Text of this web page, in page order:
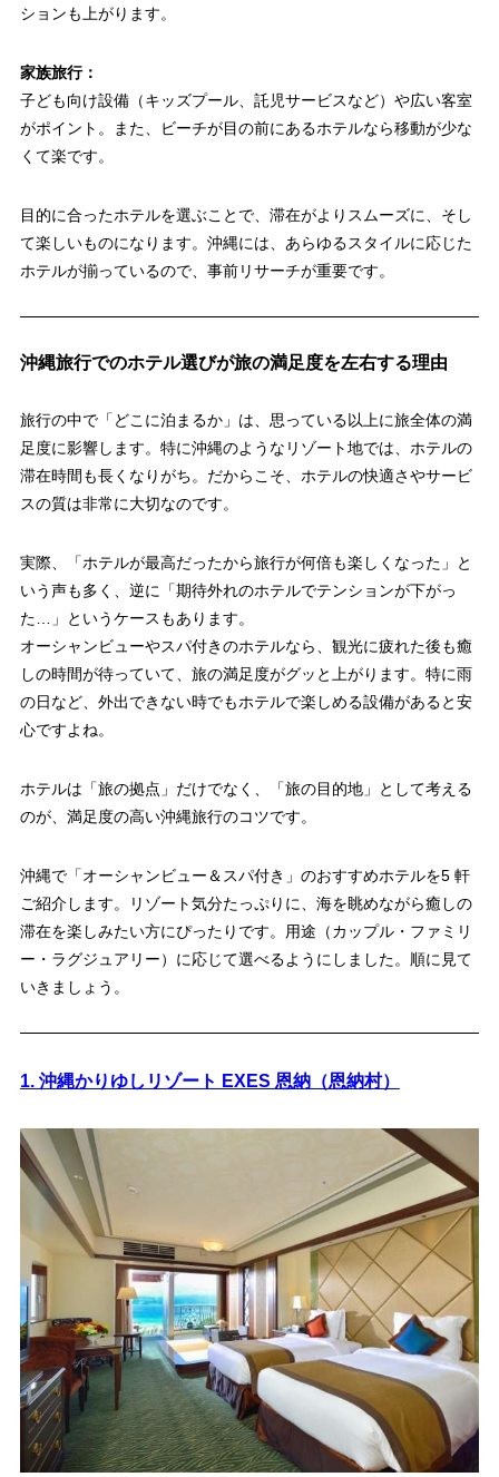
ションも上がります。
家族旅行：
子ども向け設備（キッズプール、託児サービスなど）や広い客室
がポイント。また、ビーチが目の前にあるホテルなら移動が少な
くて楽です。
目的に合ったホテルを選ぶことで、滞在がよりスムーズに、そし
て楽しいものになります。沖縄には、あらゆるスタイルに応じた
ホテルが揃っているので、事前リサーチが重要です。
沖縄旅行でのホテル選びが旅の満足度を左右する理由
旅行の中で「どこに泊まるか」は、思っている以上に旅全体の満
足度に影響します。特に沖縄のようなリゾート地では、ホテルの
滞在時間も長くなりがち。だからこそ、ホテルの快適さやサービ
スの質は非常に大切なのです。
実際、「ホテルが最高だったから旅行が何倍も楽しくなった」と
いう声も多く、逆に「期待外れのホテルでテンションが下がっ
た…」というケースもあります。
オーシャンビューやスパ付きのホテルなら、観光に疲れた後も癒
しの時間が待っていて、旅の満足度がグッと上がります。特に雨
の日など、外出できない時でもホテルで楽しめる設備があると安
心ですよね。
ホテルは「旅の拠点」だけでなく、「旅の目的地」として考える
のが、満足度の高い沖縄旅行のコツです。
沖縄で「オーシャンビュー＆スパ付き」のおすすめホテルを5 軒
ご紹介します。リゾート気分たっぷりに、海を眺めながら癒しの
滞在を楽しみたい方にぴったりです。用途（カップル・ファミリ
ー・ラグジュアリー）に応じて選べるようにしました。順に見て
いきましょう。
1. 沖縄かりゆしリゾート EXES 恩納（恩納村）